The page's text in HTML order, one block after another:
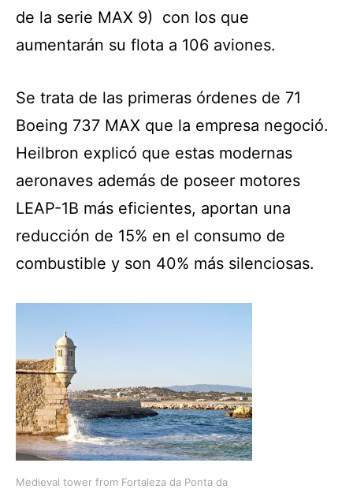
de la serie MAX 9) con los que
aumentarán su flota a 106 aviones.
Se trata de las primeras órdenes de 71
Boeing 737 MAX que la empresa negoció.
Heilbron explicó que estas modernas
aeronaves además de poseer motores
LEAP-1B más eficientes, aportan una
reducción de 15% en el consumo de
combustible y son 40% más silenciosas.
Medieval tower from Fortaleza da Ponta da